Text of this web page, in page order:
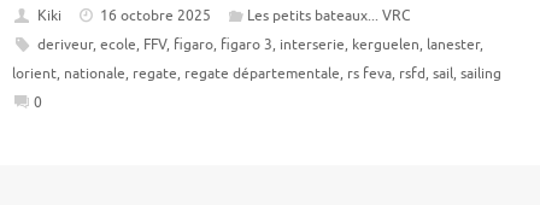
Kiki 16 octobre 2025
Les petits bateaux... VRC
deriveur, ecole, FFV, figaro, figaro 3, interserie, kerguelen, lanester,
lorient, nationale, regate, regate départementale, rs feva, rsfd, sail, sailing
0